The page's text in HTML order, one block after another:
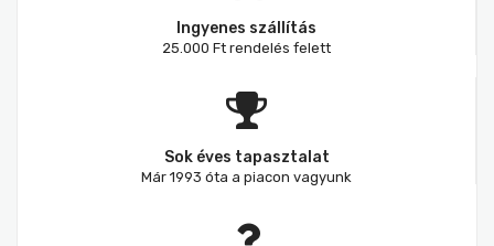
Ingyenes szállítás
25.000 Ft rendelés felett
Sok éves tapasztalat
Már 1993 óta a piacon vagyunk